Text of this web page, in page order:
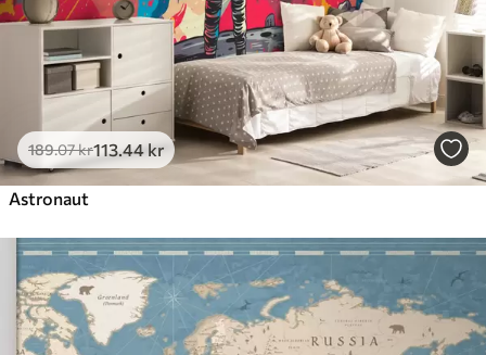
189.07kr113.44 kr
Astronaut